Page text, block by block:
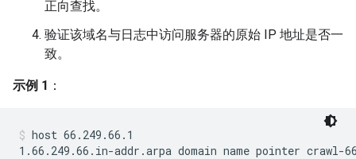
正向查找。
验证该域名与日志中访问服务器的原始 IP 地址是否一
致。
示例 1 ：
host 66.249.66.1
1.66.249.66.in-addr.arpa domain name pointer crawl-